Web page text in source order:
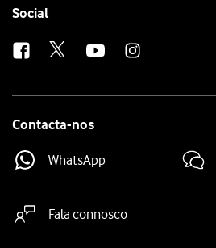
Follow
Social
Contacta-nos
WhatsApp
Fala connosco